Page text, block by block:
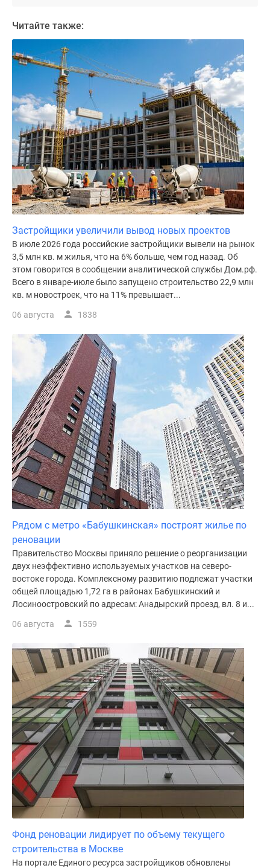
коттеджи
Коттеджные
поселки
Новой
Москве
Готовые
коттеджные
поселки
Строящиеся
коттеджные
поселки
Коттеджные
поселки
лесу
Коттеджные
поселки
водоема
поселки
ипотеку
Бизнес-
центры
Коттеджи
Скидки
акции
Макс
Читайте также:
Застройщики увеличили вывод новых проектов
В июле 2026 года российские застройщики вывели на рынок
3,5 млн кв. м жилья, что на 6% больше, чем год назад. Об
этом говорится в сообщении аналитической службы Дом.рф.
Всего в январе-июле было запущено строительство 22,9 млн
кв. м новостроек, что на 11% превышает...
06 августа 1838
Рядом с метро «Бабушкинская» построят жилье по
реновации
Правительство Москвы приняло решение о реорганизации
двух неэффективно используемых участков на северо-
востоке города. Комплексному развитию подлежат участки
общей площадью 1,72 га в районах Бабушкинский и
Лосиноостровский по адресам: Анадырский проезд, вл. 8 и...
06 августа 1559
Фонд реновации лидирует по объему текущего
строительства в Москве
На портале Единого ресурса застройщиков обновлены